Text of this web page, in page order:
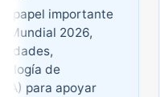
importante
2026,
de
apoyar